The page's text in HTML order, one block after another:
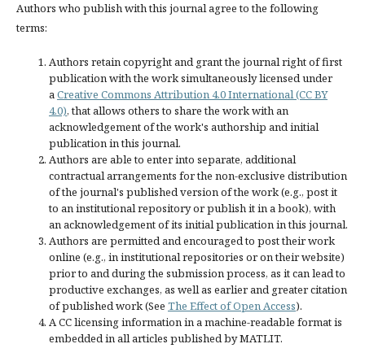
Authors who publish with this journal agree to the following
terms:
Authors retain copyright and grant the journal right of first
publication with the work simultaneously licensed under
aCreative Commons Attribution 4.0 International (CC BY
4.0), that allows others to share the work with an
acknowledgement of the work's authorship and initial
publication in this journal.
Authors are able to enter into separate, additional
contractual arrangements for the non-exclusive distribution
of the journal's published version of the work (e.g., post it
to an institutional repository or publish it in a book), with
an acknowledgement of its initial publication in this journal.
Authors are permitted and encouraged to post their work
online (e.g., in institutional repositories or on their website)
prior to and during the submission process, as it can lead to
productive exchanges, as well as earlier and greater citation
of published work (See The Effect of Open Access).
A CC licensing information in a machine-readable format is
embedded in all articles published by MATLIT.